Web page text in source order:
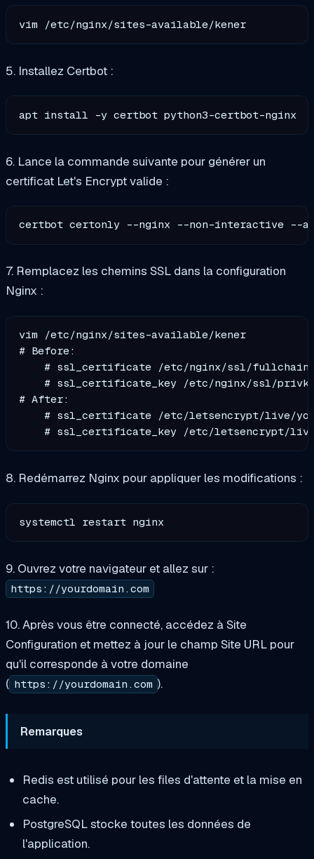
5. Installez Certbot :
6. Lance la commande suivante pour générer un
certificat Let's Encrypt valide :
certbot certonly --nginx --non-interactive --
7. Remplacez les chemins SSL dans la configuration
Nginx :
vim /etc/nginx/sites-available/kener
# Before:
# ssl_certificate /etc/nginx/ssl/
# ssl_certificate_key /etc/nginx/ssl/
# After:
# ssl_certificate /etc/letsencrypt/live/
8. Redémarrez Nginx pour appliquer les modifications :
9. Ouvrez votre navigateur et allez sur :
https://yourdomain.com
10. Après vous être connecté, accédez à Site
Configuration et mettez à jour le champ Site URL pour
qu'il corresponde à votre domaine
( https://yourdomain.com ).
Remarques
Redis est utilisé pour les files d'attente et la mise en
cache.
PostgreSQL stocke toutes les données de
l'application.